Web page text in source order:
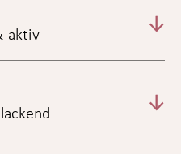
aktiv